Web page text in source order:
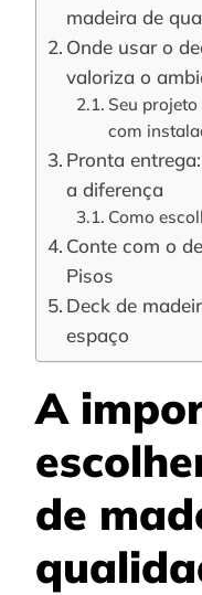
madeira de
Onde usar o
valoriza o
Seu
com
Pronta
a diferença
Como
Conte com o
Pisos
Deck de
espaço
A
de